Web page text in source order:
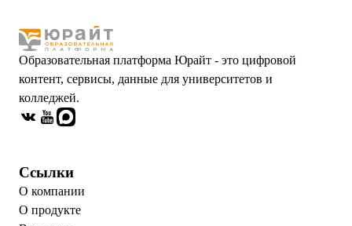
Образовательная платформа Юрайт - это цифровой
контент, сервисы, данные для университетов и
колледжей.
Ссылки
О компании
О продукте